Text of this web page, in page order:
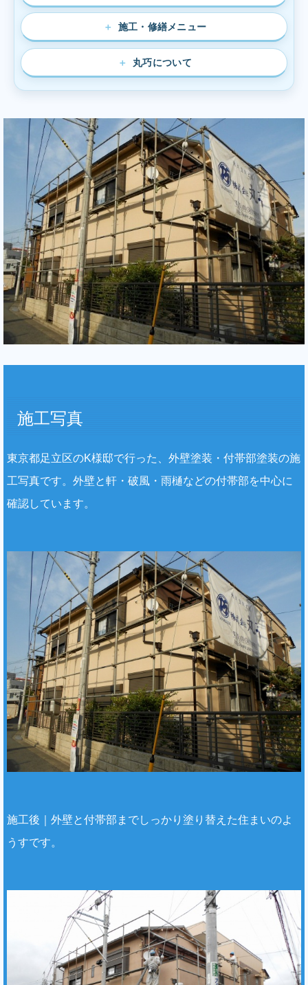
施工・修繕メニュー
丸巧について
施工写真
東京都足立区のK様邸で行った、外壁塗装・付帯部塗装の施
工写真です。外壁と軒・破風・雨樋などの付帯部を中心に
確認しています。
施工後｜外壁と付帯部までしっかり塗り替えた住まいのよ
うすです。
株式会社丸巧